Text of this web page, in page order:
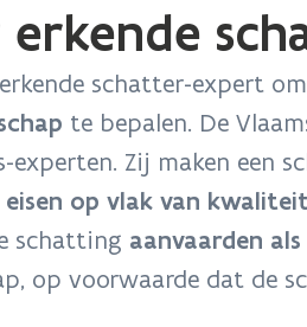
schatter-expert
te bepalen. De
experten. Zij maken een
eisen op vlak van
schatting aanvaarden
op voorwaarde dat de